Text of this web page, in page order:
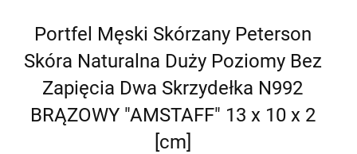
Portfel Męski Skórzany Peterson
Skóra Naturalna Duży Poziomy Bez
Zapięcia Dwa Skrzydełka N992
BRĄZOWY "AMSTAFF" 13 x 10 x 2
[cm]